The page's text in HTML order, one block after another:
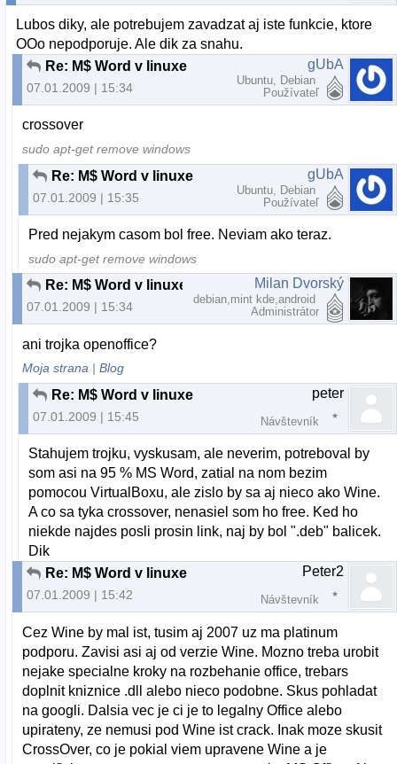
Lubos diky, ale potrebujem zavadzat aj iste funkcie, ktore
OOo nepodporuje. Ale dik za snahu.
Re: M$ Word v linuxe
07.01.2009 | 15:34
gUbA
Ubuntu, Debian
Používateľ
crossover
sudo apt-get remove windows
Re: M$ Word v linuxe
07.01.2009 | 15:35
gUbA
Ubuntu, Debian
Používateľ
Pred nejakym casom bol free. Neviam ako teraz.
sudo apt-get remove windows
Re: M$ Word v linuxe
07.01.2009 | 15:34
Milan Dvorský
debian,mint kde,android
Administrátor
ani trojka openoffice?
Moja strana |Blog
Re: M$ Word v linuxe
07.01.2009 | 15:45
peter
Návštevník
Stahujem trojku, vyskusam, ale neverim, potreboval by
som asi na 95 % MS Word, zatial na nom bezim
pomocou VirtualBoxu, ale zislo by sa aj nieco ako Wine.
A co sa tyka crossover, nenasiel som ho free. Ked ho
niekde najdes posli prosin link, naj by bol ".deb" balicek.
Dik
Re: M$ Word v linuxe
07.01.2009 | 15:42
Peter2
Návštevník
Cez Wine by mal ist, tusim aj 2007 uz ma platinum
podporu. Zavisi asi aj od verzie Wine. Mozno treba urobit
nejake specialne kroky na rozbehanie office, trebars
doplnit kniznice .dll alebo nieco podobne. Skus pohladat
na googli. Dalsia vec je ci je to legalny Office alebo
upirateny, ze nemusi pod Wine ist crack. Inak moze skusit
CrossOver, co je pokial viem upravene Wine a je